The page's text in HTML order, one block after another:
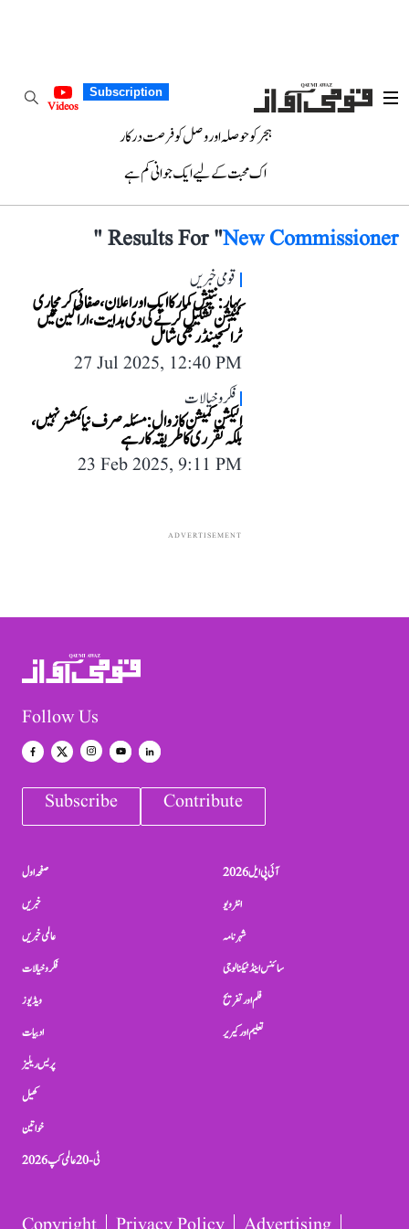
Subscription
Videos
ہجر کو حوصلہ اور وصل کو فرصت درکار
اک محبت کے لیے ایک جوانی کم ہے
Results For "New Commissioner
"
قومی خبریں
بہار: نتیش کمار کا ایک اور اعلان، صفائی کرمچاری
کمیشن تشکیل کرنے کی دی ہدایت، اراکین میں
ٹرانسجینڈر بھی شامل
27 Jul 2025, 12:40 PM
فکر و خیالات
الیکشن کمیشن کا زوال: مسئلہ صرف نیا کمشنر نہیں،
بلکہ تقرری کا طریقہ کار ہے
23 Feb 2025, 9:11 PM
ADVERTISEMENT
Follow Us
Subscribe Contribute
صفحہ اول
خبریں
عالمی خبریں
فکر و خیالات
ویڈیوز
ادبیات
پریس ریلیز
کھیل
خواتین
ٹی-20 عالمی کپ 2026
آئی پی ایل 2026
انٹرویو
شہرنامہ
سائنس اینڈ ٹیکنالوجی
فلم اور تفریح
تعلیم اور کیریر